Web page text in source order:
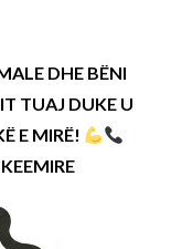
DHE BËNI
TUAJ DUKE U
E MIRË!